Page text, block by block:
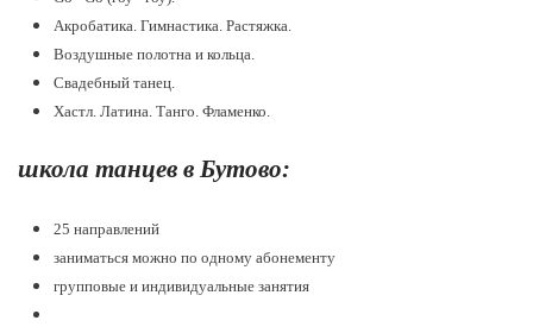
Акробатика. Гимнастика. Растяжка.
Воздушные полотна и кольца.
Свадебный танец.
Хастл. Латина. Танго. Фламенко.
школа танцев в Бутово:
25 направлений
заниматься можно по одному абонементу
групповые и индивидуальные занятия